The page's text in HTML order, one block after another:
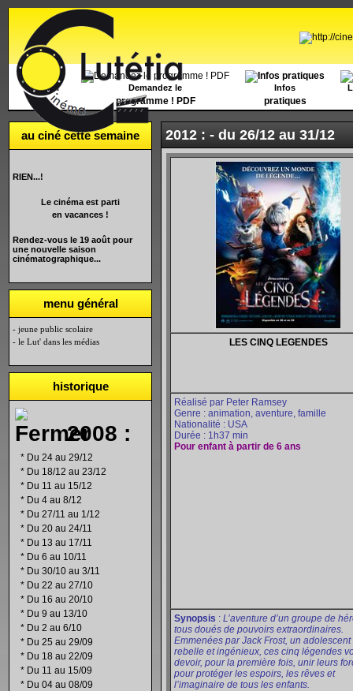
Accueil Demandez le
programme ! PDF
Infos
pratiques
au ciné cette semaine
RIEN...!
Le cinéma est parti
en vacances !
Rendez-vous le 19 août pour
une nouvelle saison
cinématographique...
menu général
- jeune public scolaire
- le Lut' dans les médias
historique
2008 :
* Du 24 au 29/12
* Du 18/12 au 23/12
* Du 11 au 15/12
* Du 4 au 8/12
* Du 27/11 au 1/12
* Du 20 au 24/11
* Du 13 au 17/11
* Du 6 au 10/11
* Du 30/10 au 3/11
* Du 22 au 27/10
* Du 16 au 20/10
* Du 9 au 13/10
* Du 2 au 6/10
* Du 25 au 29/09
* Du 18 au 22/09
* Du 11 au 15/09
* Du 04 au 08/09
2012 : - du 26/12 au 31/12
LES CINQ LEGENDES
Réalisé par Peter Ramsey
Genre : animation, aventure, famille
Nationalité : USA
Durée : 1h37 min
Pour enfant à partir de 6 ans
Synopsis : L’aventure d’un groupe de
tous doués de pouvoirs extraordinaires.
Emmenées par Jack Frost, un adolescent
rebelle et ingénieux, ces cinq légendes
devoir, pour la première fois, unir leurs
pour protéger les espoirs, les rêves et
l’imaginaire de tous les enfants.